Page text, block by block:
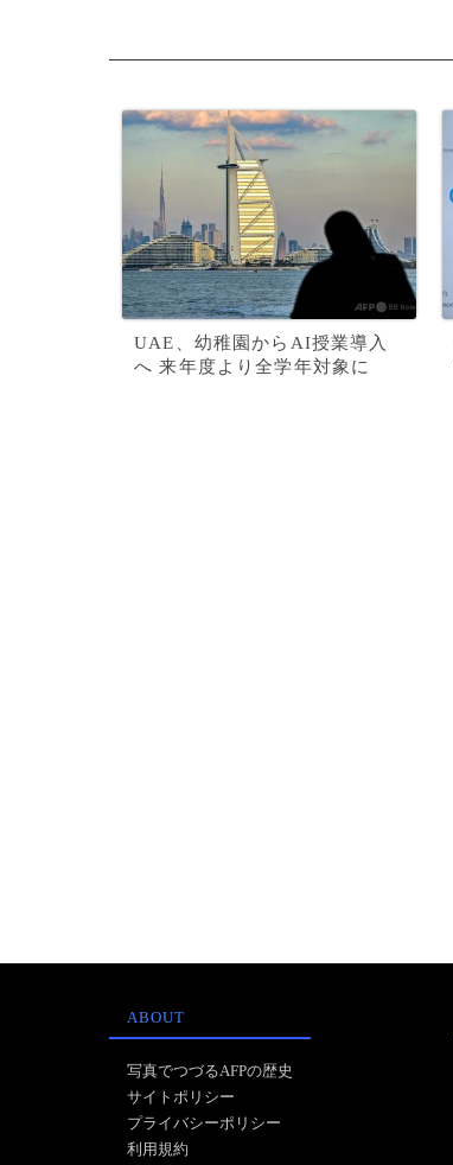
UAE、幼稚園からAI授業導入
へ 来年度より全学年対象に
ABOUT
写真でつづるAFPの歴史
サイトポリシー
プライバシーポリシー
利用規約